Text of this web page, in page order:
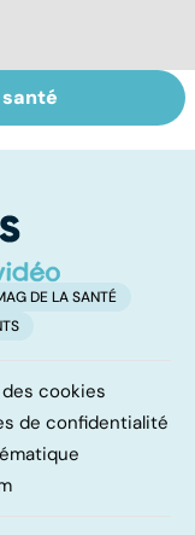
:
gratte !
DE LA SANTÉ
cookies
de confidentialité